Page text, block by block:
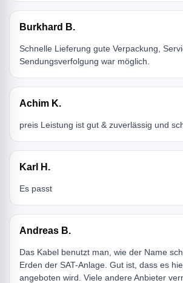
Burkhard B.
Schnelle Lieferung gute Verpackung,
Sendungsverfolgung war möglich.
Achim K.
preis Leistung ist gut & zuverlässig und
Karl H.
Es passt
Andreas B.
Das Kabel benutzt man, wie der Name
Erden der SAT-Anlage. Gut ist, dass es
angeboten wird. Viele andere Anbieter